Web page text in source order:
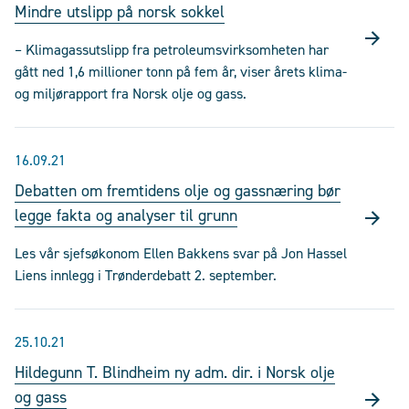
Mindre utslipp på norsk sokkel
– Klimagassutslipp fra petroleumsvirksomheten har
gått ned 1,6 millioner tonn på fem år, viser årets klima-
og miljørapport fra Norsk olje og gass.
16.09.21
Debatten om fremtidens olje og gassnæring bør
legge fakta og analyser til grunn
Les vår sjefsøkonom Ellen Bakkens svar på Jon Hassel
Liens innlegg i Trønderdebatt 2. september.
25.10.21
Hildegunn T. Blindheim ny adm. dir. i Norsk olje
og gass